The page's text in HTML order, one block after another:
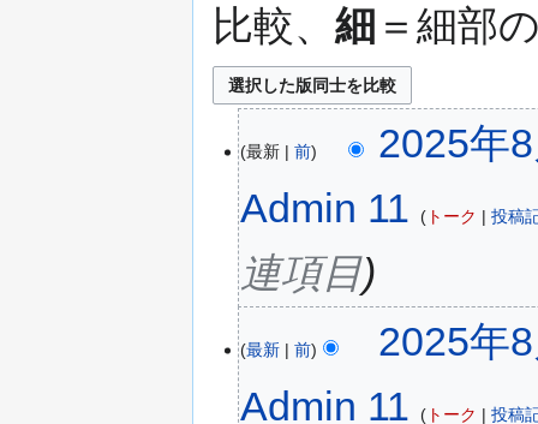
比較、 細 ＝細部
最新 前
2025年
Admin 11
トーク 投稿
連項目
最新 前
2025年
Admin 11
トーク 投稿